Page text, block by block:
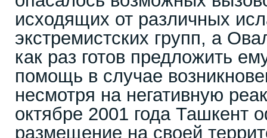
исходящих от различных
экстремистских групп, а
как раз готов предложить
помощь в случае
несмотря на негативную
октябре 2001 года Ташкент
размещение на своей